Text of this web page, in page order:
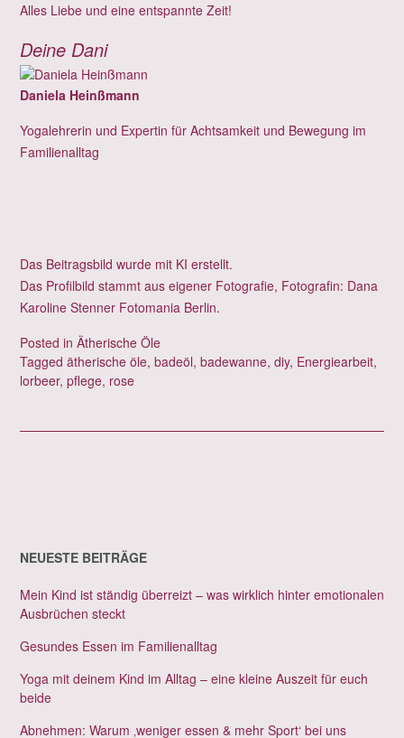
Alles Liebe und eine entspannte Zeit!
Deine Dani
Daniela Heinßmann
Yogalehrerin und Expertin für Achtsamkeit und Bewegung im
Familienalltag
Das Beitragsbild wurde mit KI erstellt.
Das Profilbild stammt aus eigener Fotografie, Fotografin: Dana
Karoline Stenner Fotomania Berlin.
Posted in Ätherische Öle
Tagged ätherische öle, badeöl, badewanne, diy, Energiearbeit,
lorbeer, pflege, rose
NEUESTE BEITRÄGE
Mein Kind ist ständig überreizt – was wirklich hinter emotionalen
Ausbrüchen steckt
Gesundes Essen im Familienalltag
Yoga mit deinem Kind im Alltag – eine kleine Auszeit für euch
beide
Abnehmen: Warum ‚weniger essen & mehr Sport‘ bei uns